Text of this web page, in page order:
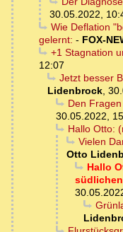
30.05.2022,
Wie Deflation
gelernt: - FOX-
+1 Stagnation
12:07
Jetzt besser
Lidenbrock,
Den
30.05.2022,
Hallo Otto:
Vielen
Otto
Hallo